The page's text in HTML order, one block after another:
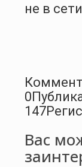
не в
0
147
Вас